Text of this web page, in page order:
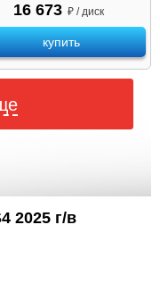
16 673 ₽ / диск
купить
2025 г/в